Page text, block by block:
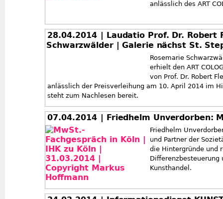
anlässlich des ART
28.04.2014 | Laudatio Prof. Dr. Robert
Schwarzwälder | Galerie nächst St.
Rosemarie
erhielt den ART
von Prof. Dr. Robert
anlässlich der Preisverleihung am 10. April 2014 im
steht zum Nachlesen bereit.
07.04.2014 | Friedhelm Unverdorben:
Friedhelm
und Partner der
die Hintergründe und
Differenzbesteuerung
Kunsthandel.